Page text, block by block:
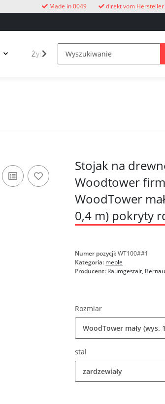
direkt vom Hersteller
Made in 0049
Życie na świeżym powietrzu
Stojak na
Woodtower
WoodTower
0,4 m) pokryty
Numer pozycji:WT100##1
Kategoria: meble
Producent: Raumgestalt,
Rozmiar
WoodTower mały (wys.
stal
zardzewiały